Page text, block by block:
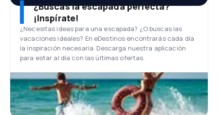
¿Buscas la escapada perfecta?
¡Inspírate!
¿Necesitas ideas para una escapada? ¿O buscas las
vacaciones ideales? En eDestinos encontrarás cada día
la inspiración necesaria. Descarga nuestra aplicación
para estar al día con las últimas ofertas.